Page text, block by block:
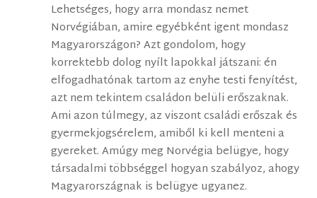
Lehetséges, hogy arra mondasz nemet
Norvégiában, amire egyébként igent mondasz
Magyarországon? Azt gondolom, hogy
korrektebb dolog nyílt lapokkal játszani: én
elfogadhatónak tartom az enyhe testi fenyítést,
azt nem tekintem családon belüli erőszaknak.
Ami azon túlmegy, az viszont családi erőszak és
gyermekjogsérelem, amiből ki kell menteni a
gyereket. Amúgy meg Norvégia belügye, hogy
társadalmi többséggel hogyan szabályoz, ahogy
Magyarországnak is belügye ugyanez.